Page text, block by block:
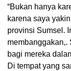
“Bukan hanya
karena saya
provinsi Sumsel.
membanggakan,.
bagi mereka
Di tempat yang